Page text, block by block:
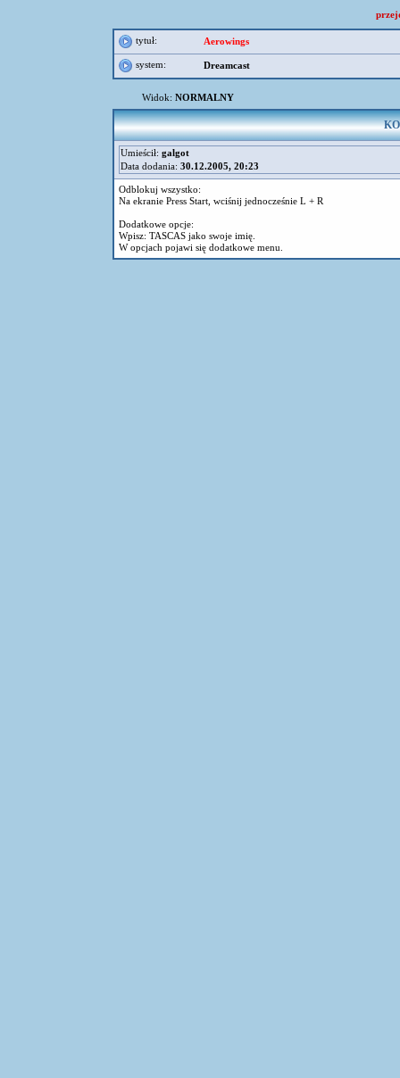
tytuł: Aerowings
system: Dreamcast
Widok: NORMALNY
Umieścił: galgot
Data dodania: 30.12.2005, 20:23
Odblokuj wszystko:
Na ekranie Press Start, wciśnij jednocześnie L + R
Dodatkowe opcje:
Wpisz: TASCAS jako swoje imię.
W opcjach pojawi się dodatkowe menu.